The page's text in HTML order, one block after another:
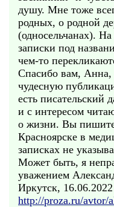
душу. Мне тоже
родных, о родной
(односельчанах).
записки под
чем-то
Спасибо вам, Анна,
чудесную
есть писательский
и с интересом
о жизни. Вы
Красноярске в
записках не
Может быть, я
уважением
Иркутск, 16.06.2022
http://proza.ru/avtor/